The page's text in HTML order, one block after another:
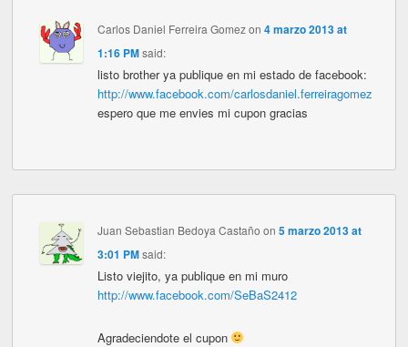
Carlos Daniel Ferreira Gomezon 4 marzo 2013 at
1:16 PM said:
listo brother ya publique en mi estado de facebook:
http://www.facebook.com/carlosdaniel.ferreiragomez
espero que me envies mi cupon gracias
Juan Sebastian Bedoya Castaño on 5 marzo 2013 at
3:01 PM said:
Listo viejito, ya publique en mi muro
http://www.facebook.com/SeBaS2412
Agradeciendote el cupon